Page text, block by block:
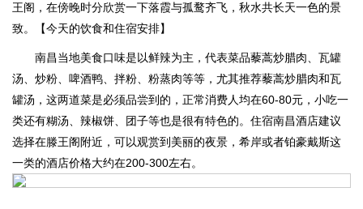
王阁，在傍晚时分欣赏一下落霞与孤鹜齐飞，秋水共长天一色的景
致。
【今天的饮食和住宿安排】
南昌当地美食口味是以鲜辣为主，代表菜品藜蒿炒腊肉、瓦罐
汤、炒粉、啤酒鸭、拌粉、粉蒸肉等等，尤其推荐藜蒿炒腊肉和瓦
罐汤，这两道菜是必须品尝到的，正常消费人均在60-80元，小吃一
类还有糊汤、辣椒饼、团子等也是很有特色的。住宿南昌酒店建议
选择在滕王阁附近，可以观赏到美丽的夜景，希岸或者铂豪戴斯这
一类的酒店价格大约在200-300左右。